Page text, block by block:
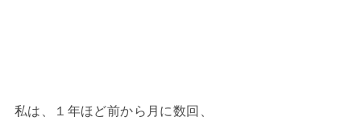
私は、１年ほど前から月に数回、